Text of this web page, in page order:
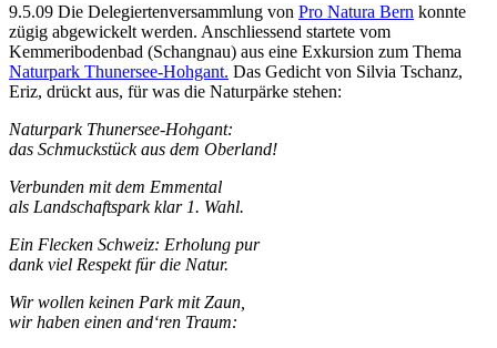
9.5.09 Die Delegiertenversammlung von Pro Natura Bern konnte
zügig abgewickelt werden. Anschliessend startete vom
Kemmeribodenbad (Schangnau) aus eine Exkursion zum Thema
Naturpark Thunersee-Hohgant. Das Gedicht von Silvia Tschanz,
Eriz, drückt aus, für was die Naturpärke stehen:
Naturpark Thunersee-Hohgant:
das Schmuckstück aus dem Oberland!
Verbunden mit dem Emmental
als Landschaftspark klar 1. Wahl.
Ein Flecken Schweiz: Erholung pur
dank viel Respekt für die Natur.
Wir wollen keinen Park mit Zaun,
wir haben einen and‘ren Traum: